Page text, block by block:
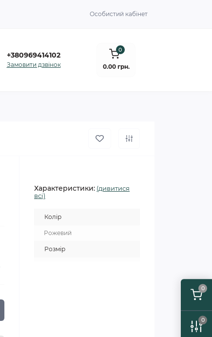
0
0
Особистий кабінет
+380969414102
Замовити дзвінок
0
0.00 грн.
Характеристики: (дивитися
всі)
Колір
Рожевий
Розмір